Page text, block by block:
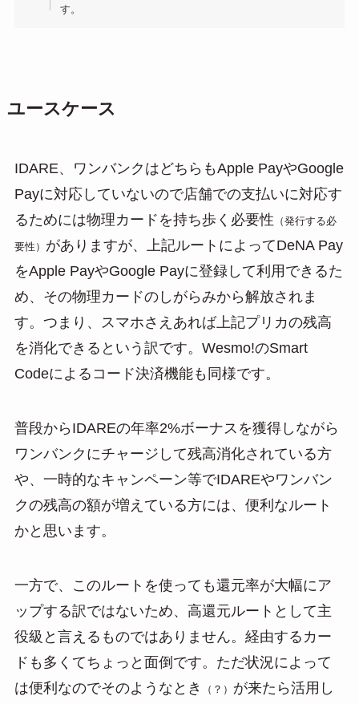
す。
ユースケース
IDARE、ワンバンクはどちらもApple PayやGoogle
Payに対応していないので店舗での支払いに対応す
るためには物理カードを持ち歩く必要性 （発行する必
要性） がありますが、上記ルートによってDeNA Pay
をApple PayやGoogle Payに登録して利用できるた
め、その物理カードのしがらみから解放されま
す。つまり、スマホさえあれば上記プリカの残高
を消化できるという訳です。Wesmo!のSmart
Codeによるコード決済機能も同様です。
普段からIDAREの年率2%ボーナスを獲得しながら
ワンバンクにチャージして残高消化されている方
や、一時的なキャンペーン等でIDAREやワンバン
クの残高の額が増えている方には、便利なルート
かと思います。
一方で、このルートを使っても還元率が大幅にア
ップする訳ではないため、高還元ルートとして主
役級と言えるものではありません。経由するカー
ドも多くてちょっと面倒です。ただ状況によって
は便利なのでそのようなとき
（？） が来たら活用し